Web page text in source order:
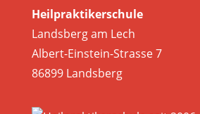
Heilpraktikerschule
Landsberg am Lech
Albert-Einstein-Strasse 7
86899 Landsberg